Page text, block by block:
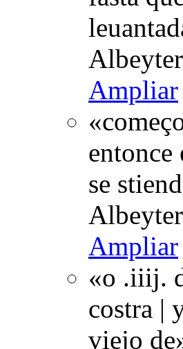
Ampliar
entonce
se
Ampliar
«o .iiij.
costra |
viejo